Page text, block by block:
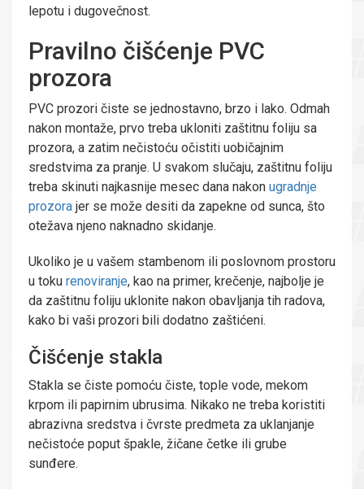
lepotu i dugovečnost.
Pravilno čišćenje PVC
prozora
PVC prozori čiste se jednostavno, brzo i lako. Odmah
nakon montaže, prvo treba ukloniti zaštitnu foliju sa
prozora, a zatim nečistoću očistiti uobičajnim
sredstvima za pranje. U svakom slučaju, zaštitnu foliju
treba skinuti najkasnije mesec dana nakon ugradnje
prozora jer se može desiti da zapekne od sunca, što
otežava njeno naknadno skidanje.
Ukoliko je u vašem stambenom ili poslovnom prostoru
u toku renoviranje, kao na primer, krečenje, najbolje je
da zaštitnu foliju uklonite nakon obavljanja tih radova,
kako bi vaši prozori bili dodatno zaštićeni.
Čišćenje stakla
Stakla se čiste pomoću čiste, tople vode, mekom
krpom ili papirnim ubrusima. Nikako ne treba koristiti
abrazivna sredstva i čvrste predmeta za uklanjanje
nečistoće poput špakle, žičane četke ili grube
sunđere.